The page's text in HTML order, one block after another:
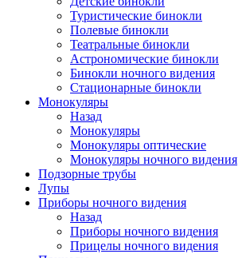
Туристические бинокли
Полевые бинокли
Театральные бинокли
Астрономические бинокли
Бинокли ночного видения
Стационарные бинокли
Монокуляры
Назад
Монокуляры
Монокуляры оптические
Монокуляры ночного видения
Подзорные трубы
Лупы
Приборы ночного видения
Назад
Приборы ночного видения
Прицелы ночного видения